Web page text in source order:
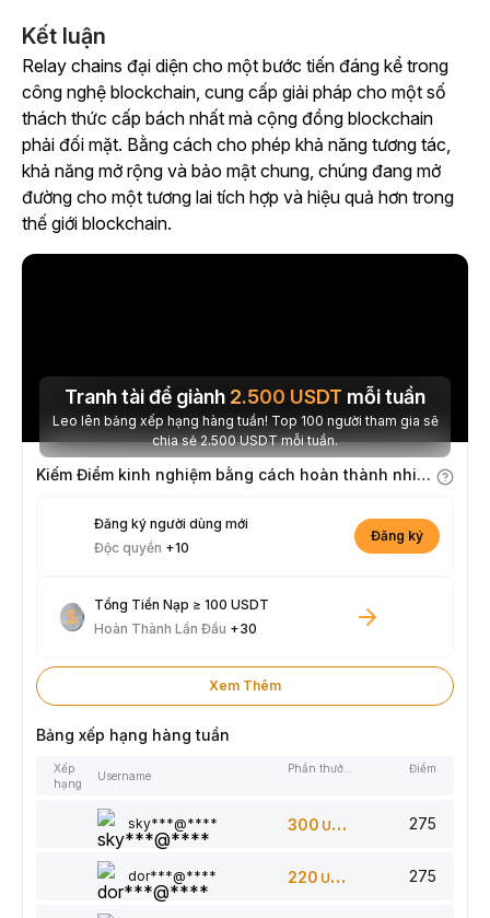
Kết luận
Relay chains đại diện cho một bước tiến đáng kể trong
công nghệ blockchain, cung cấp giải pháp cho một số
thách thức cấp bách nhất mà cộng đồng blockchain
phải đối mặt. Bằng cách cho phép khả năng tương tác,
khả năng mở rộng và bảo mật chung, chúng đang mở
đường cho một tương lai tích hợp và hiệu quả hơn trong
thế giới blockchain.
Tranh tài để giành 2.500 USDT mỗi tuần
Leo lên bảng xếp hạng hàng tuần! Top 100 người tham gia sẽ
chia sẻ 2.500 USDT mỗi tuần.
Kiếm Điểm kinh nghiệm bằng cách hoàn thành nhiệm vụ
Đăng ký người dùng mới
Độc quyền +10
Đăng ký
Tổng Tiền Nạp ≥ 100 USDT
Hoàn Thành Lần Đầu +30
Xem Thêm
Bảng xếp hạng hàng tuần
Xếp
hạng
Username
Điểm
sky***@**** 300 USDT 275
dor***@**** 220 USDT 275